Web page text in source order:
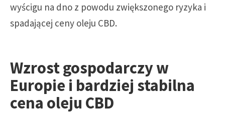
wyścigu na dno z powodu zwiększonego ryzyka i
spadającej ceny oleju CBD.
Wzrost gospodarczy w
Europie i bardziej stabilna
cena oleju CBD